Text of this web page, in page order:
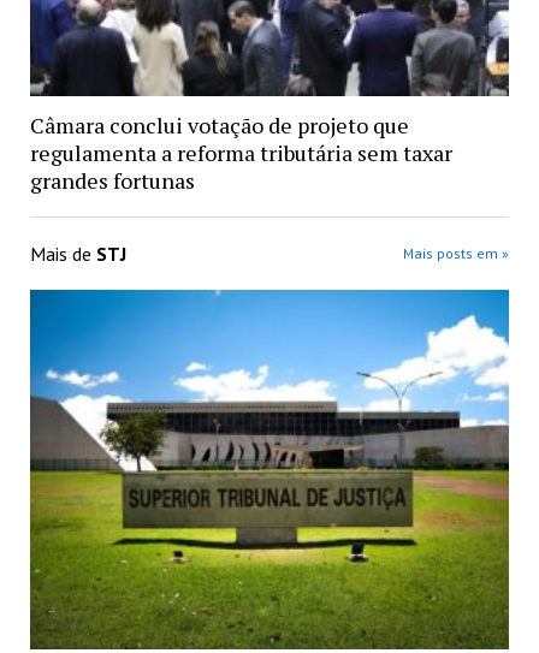
Câmara conclui votação de projeto que
regulamenta a reforma tributária sem taxar
grandes fortunas
Mais de STJ Mais posts em »